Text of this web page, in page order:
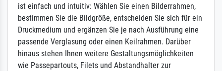
ist einfach und intuitiv: Wählen Sie einen Bilderrahmen,
bestimmen Sie die Bildgröße, entscheiden Sie sich für ein
Druckmedium und ergänzen Sie je nach Ausführung eine
passende Verglasung oder einen Keilrahmen. Darüber
hinaus stehen Ihnen weitere Gestaltungsmöglichkeiten
wie Passepartouts, Filets und Abstandhalter zur